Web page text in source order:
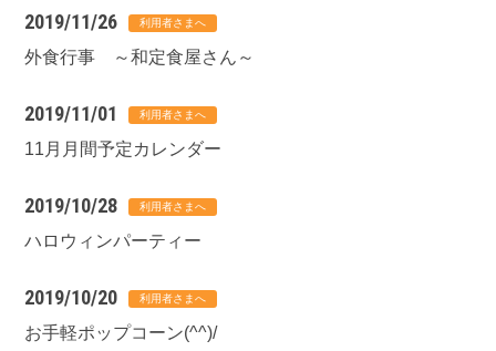
2019/11/26
外食行事 ～和定食屋さん～
2019/11/01
11月月間予定カレンダー
2019/10/28
ハロウィンパーティー
2019/10/20
お手軽ポップコーン(^^)/